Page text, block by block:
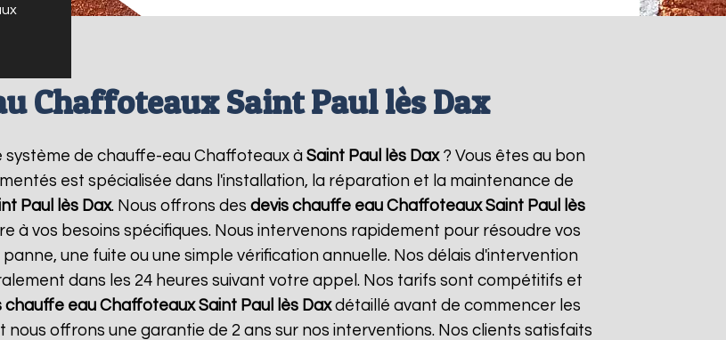
Chaffoteaux Saint Paul lès Dax
de chauffe-eau Chaffoteaux à Saint Paul lès Dax? Vous êtes au bon
est spécialisée dans l'installation, la réparation et la maintenance de
Paul lès Dax. Nous offrons des devis chauffe eau Chaffoteaux Saint Paul lès
à vos besoins spécifiques. Nous intervenons rapidement pour résoudre vos
une fuite ou une simple vérification annuelle. Nos délais d'intervention
dans les 24 heures suivant votre appel. Nos tarifs sont compétitifs et
chauffe eau Chaffoteaux Saint Paul lès Daxdétaillé avant de commencer les
offrons une garantie de 2 ans sur nos interventions. Nos clients satisfaits